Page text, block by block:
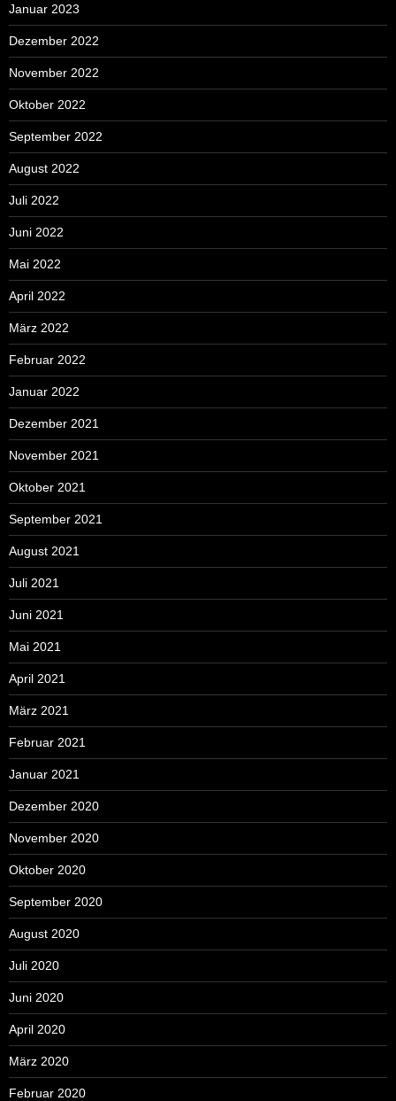
Januar 2023
Dezember 2022
November 2022
Oktober 2022
September 2022
August 2022
Juli 2022
Juni 2022
Mai 2022
April 2022
März 2022
Februar 2022
Januar 2022
Dezember 2021
November 2021
Oktober 2021
September 2021
August 2021
Juli 2021
Juni 2021
Mai 2021
April 2021
März 2021
Februar 2021
Januar 2021
Dezember 2020
November 2020
Oktober 2020
September 2020
August 2020
Juli 2020
Juni 2020
April 2020
März 2020
Februar 2020